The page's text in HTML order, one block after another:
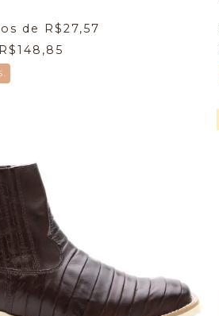
de R$27,57
R$148,85